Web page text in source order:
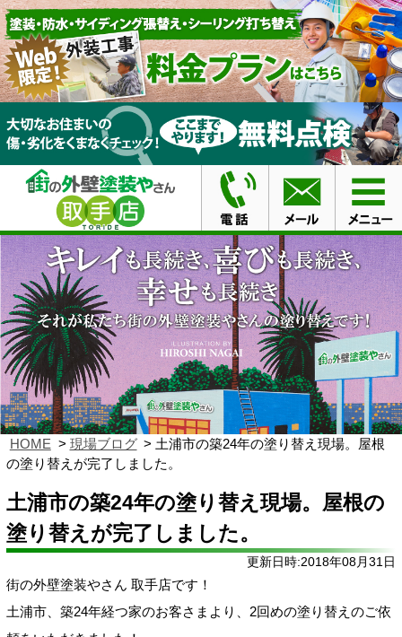
HOME 現場ブログ
土浦市の築24年の塗り替え現場。屋根
の塗り替えが完了しました。
土浦市の築24年の塗り替え現場。屋根の
塗り替えが完了しました。
更新日時:2018年08月31日
街の外壁塗装やさん 取手店です！
土浦市、築24年経つ家のお客さまより、2回めの塗り替えのご依